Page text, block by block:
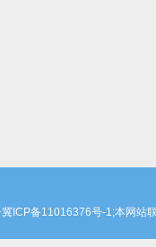
ICP备11016376号-1;本网站